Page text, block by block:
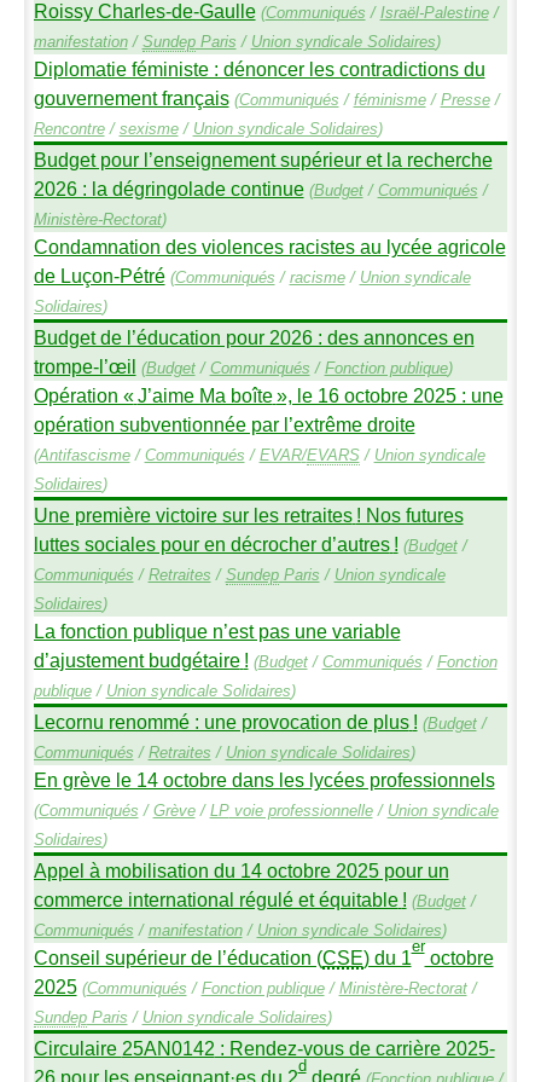
Roissy Charles-de-Gaulle (Communiqués / Israël-Palestine/
manifestation/ SundepParis / Union syndicale Solidaires)
Diplomatie féministe : dénoncer les contradictions du
gouvernement français (Communiqués / féminisme/ Presse/
Rencontre/ sexisme/ Union syndicale Solidaires)
Budget pour l’enseignement supérieur et la recherche
2026 : la dégringolade continue (Budget/ Communiqués /
Ministère-Rectorat)
Condamnation des violences racistes au lycée agricole
de Luçon-Pétré (Communiqués / racisme/ Union syndicale
Solidaires)
Budget de l’éducation pour 2026 : des annonces en
trompe-l’œil (Budget/ Communiqués / Fonction publique)
Opération «J’aime Ma boîte», le 16 octobre 2025 : une
opération subventionnée par l’extrême droite
(Antifascisme/ Communiqués / EVAR/EVARS/ Union syndicale
Solidaires)
Une première victoire sur les retraites ! Nos futures
luttes sociales pour en décrocher d’autres ! (Budget/
Communiqués / Retraites / SundepParis / Union syndicale
Solidaires)
La fonction publique n’est pas une variable
d’ajustement budgétaire ! (Budget/ Communiqués / Fonction
publique/ Union syndicale Solidaires)
Lecornu renommé : une provocation de plus ! (Budget/
Communiqués / Retraites / Union syndicale Solidaires)
En grève le 14 octobre dans les lycées professionnels
(Communiqués / Grève/ LPvoie professionnelle/ Union syndicale
Solidaires)
Appel à mobilisation du 14 octobre 2025 pour un
commerce international régulé et équitable ! (Budget/
Communiqués / manifestation/ Union syndicale Solidaires)
Conseil supérieur de l’éducation (CSE) du 1eroctobre
2025 (Communiqués / Fonction publique/ Ministère-Rectorat/
SundepParis / Union syndicale Solidaires)
Circulaire 25AN0142 : Rendez-vous de carrière 2025-
26 pour les enseignant·es du 2ddegré